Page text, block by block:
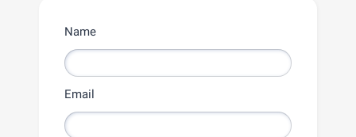
Name
Email